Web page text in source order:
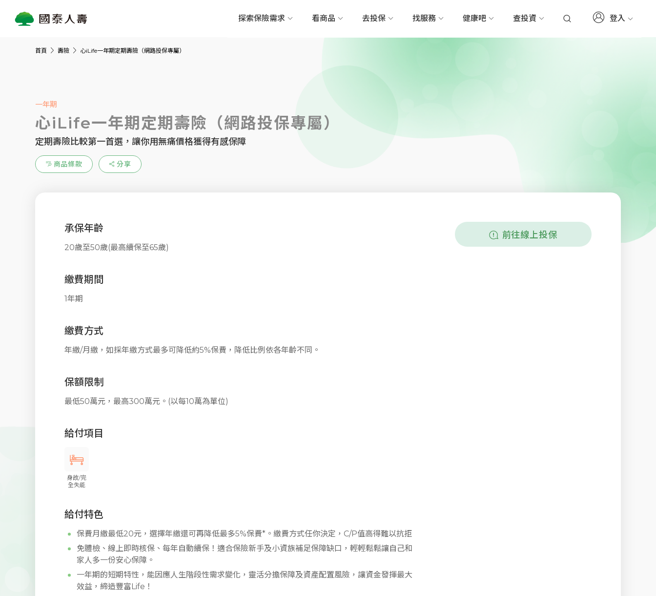
探索保險需求 看商品 去投保 找服務 健康吧 查投資 登入
首頁 壽險 心iLife一年期定期壽險（網路投保專屬）
一年期
心iLife一年期定期壽險（網路投保專屬）
定期壽險比較第一首選，讓你用無痛價格獲得有感保障
商品條款 分享
承保年齡
20歲至50歲(最高續保至65歲)
繳費期間
1年期
繳費方式
年繳/月繳，如採年繳方式最多可降低約5%保費，降低比例依各年齡不同。
保額限制
最低50萬元，最高300萬元。(以每10萬為單位)
給付項目
身故/完
全失能
給付特色
保費月繳最低20元，選擇年繳還可再降低最多5%保費*。繳費方式任你決定，C/P值高得難以抗拒
免體檢、線上即時核保、每年自動續保！適合保險新手及小資族補足保障缺口，輕輕鬆鬆讓自己和
家人多一份安心保障。
一年期的短期特性，能因應人生階段性需求變化，靈活分擔保障及資產配置風險，讓資金發揮最大
效益，締造豐富Life！
前往線上投保